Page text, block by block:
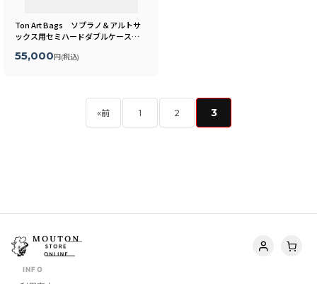
Ton Art Bags ソプラノ＆アルトサ
ックス用セミハードダブルケース
55,000 円 (税込)
«前 1 2 3
INFO